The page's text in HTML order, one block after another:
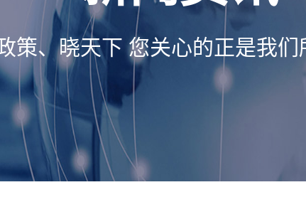
策、晓天下 您关心的正是我们